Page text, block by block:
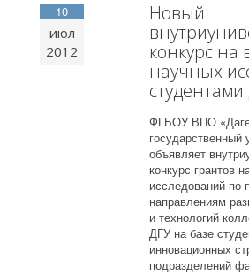
10
июл
2012
Новый
конкурс
научных
ФГБОУ ВПО
государственный
объявляет
конкурс грантов
исследований по
направлениям
и технологий
ДГУ на базе
инновационных
подразделений